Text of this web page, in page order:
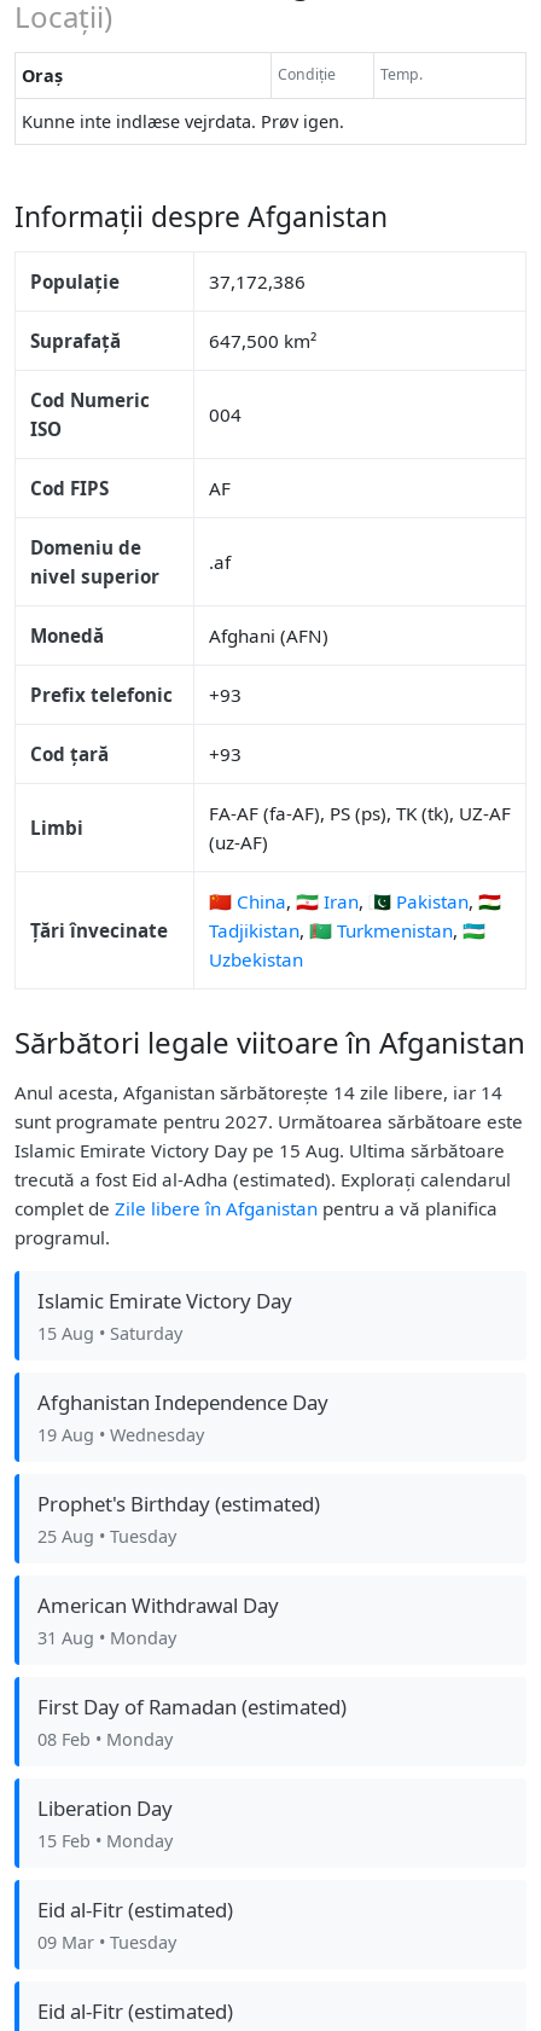
Locații)
Oraș Condiție Temp.
Kunne inte indlæse vejrdata. Prøv igen.
Informații despre Afganistan
Populație 37,172,386
Suprafață 647,500 km²
Cod Numeric
ISO
004
Cod FIPS AF
Domeniu de
nivel superior
.af
Monedă Afghani (AFN)
Prefix telefonic +93
Cod țară +93
Limbi
FA-AF (fa-AF), PS (ps), TK (tk), UZ-AF
(uz-AF)
Țări învecinate
🇨🇳 China, 🇮🇷 Iran, 🇵🇰 Pakistan, 🇹🇯
Tadjikistan, 🇹🇲 Turkmenistan, 🇺🇿
Uzbekistan
Sărbători legale viitoare în Afganistan
Anul acesta, Afganistan sărbătorește 14 zile libere, iar 14
sunt programate pentru 2027. Următoarea sărbătoare este
Islamic Emirate Victory Day pe 15 Aug. Ultima sărbătoare
trecută a fost Eid al-Adha (estimated). Explorați calendarul
complet de Zile libere în Afganistan pentru a vă planifica
programul.
Islamic Emirate Victory Day
15 Aug • Saturday
Afghanistan Independence Day
19 Aug • Wednesday
Prophet's Birthday (estimated)
25 Aug • Tuesday
American Withdrawal Day
31 Aug • Monday
First Day of Ramadan (estimated)
08 Feb • Monday
Liberation Day
15 Feb • Monday
Eid al-Fitr (estimated)
09 Mar • Tuesday
Eid al-Fitr (estimated)